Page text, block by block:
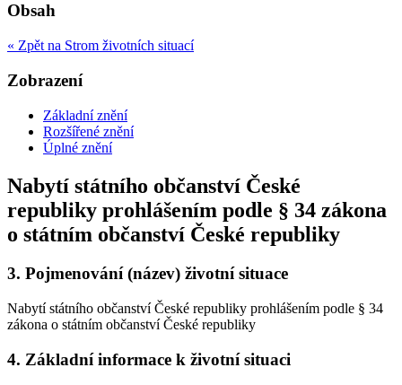
Obsah
« Zpět na Strom životních situací
Zobrazení
Základní znění
Rozšířené znění
Úplné znění
Nabytí státního občanství České
republiky prohlášením podle § 34 zákona
o státním občanství České republiky
3. Pojmenování (název) životní situace
Nabytí státního občanství České republiky prohlášením podle § 34
zákona o státním občanství České republiky
4. Základní informace k životní situaci